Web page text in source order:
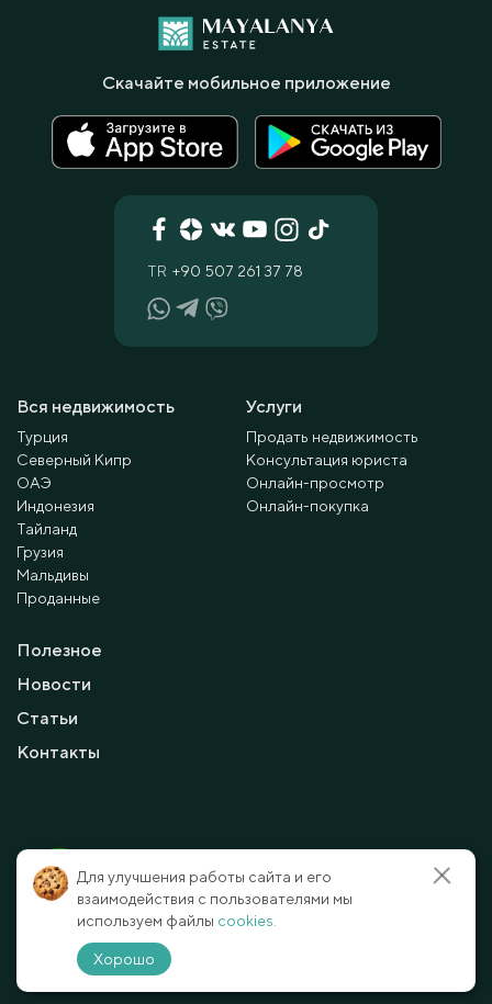
Вся недвижимость
Турция
Северный Кипр
ОАЭ
Индонезия
Тайланд
Грузия
Мальдивы
Проданные
Услуги
Продать недвижимость
Консультация юриста
Онлайн-просмотр
Онлайн-покупка
Полезное
Новости
Статьи
Контакты
TR +90 507 261 37 78
официальный сайт.
Все права защищены.
Скачайте мобильное приложение
Условия и политика конфиденциальности
Способы оплаты
Для улучшения работы сайта и его
взаимодействия с пользователями мы
используем файлы cookies.
Хорошо